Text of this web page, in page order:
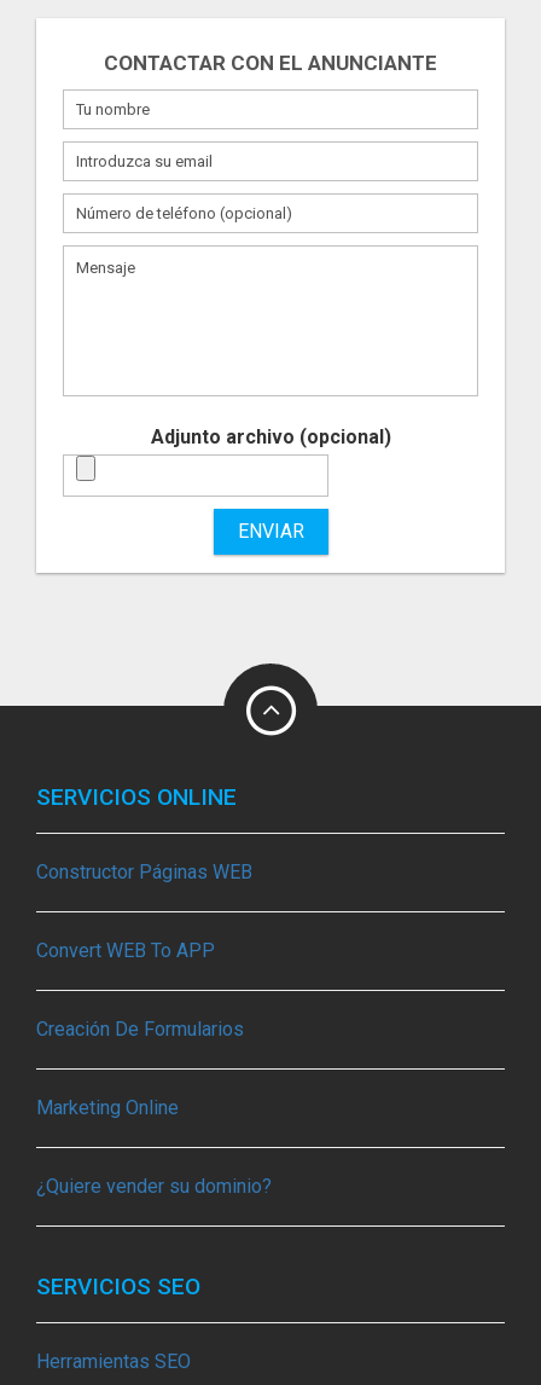
CONTACTAR CON EL ANUNCIANTE
Adjunto archivo (opcional)
ENVIAR
SERVICIOS ONLINE
Constructor Páginas WEB
Convert WEB To APP
Creación De Formularios
Marketing Online
¿Quiere vender su dominio?
SERVICIOS SEO
Herramientas SEO